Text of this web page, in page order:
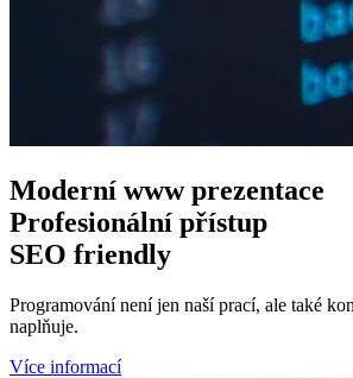
Moderní wwwprezentace
Profesionální přístup
SEO friendly
Programování není jen naší prací, ale také
naplňuje.
Více informací